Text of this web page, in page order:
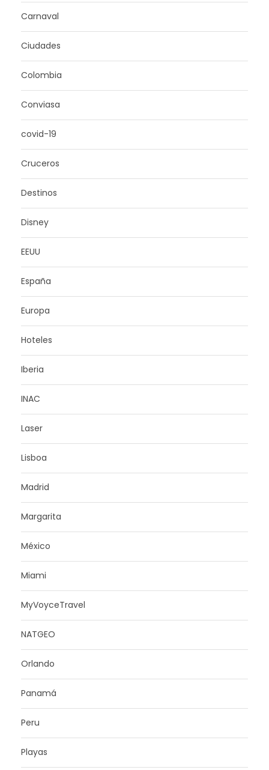
Carnaval
Ciudades
Colombia
Conviasa
covid-19
Cruceros
Destinos
Disney
EEUU
España
Europa
Hoteles
Iberia
INAC
Laser
Lisboa
Madrid
Margarita
México
Miami
MyVoyceTravel
NATGEO
Orlando
Panamá
Peru
Playas